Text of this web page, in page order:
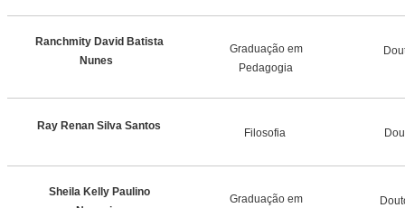
Ranchmity David Batista
Nunes
Graduação em
Pedagogia
Ray Renan Silva Santos
Filosofia
Sheila Kelly Paulino
Graduação em